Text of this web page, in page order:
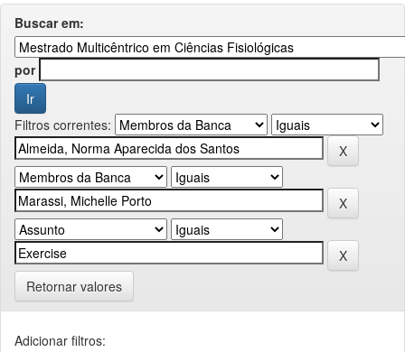
Buscar em:
por
Filtros correntes:
Retornar valores
Adicionar filtros: